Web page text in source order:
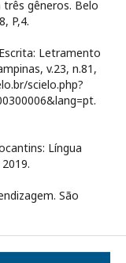
gêneros. Belo
P,4.
Letramento
v.23, n.81,
scielo.php?
Língua
São